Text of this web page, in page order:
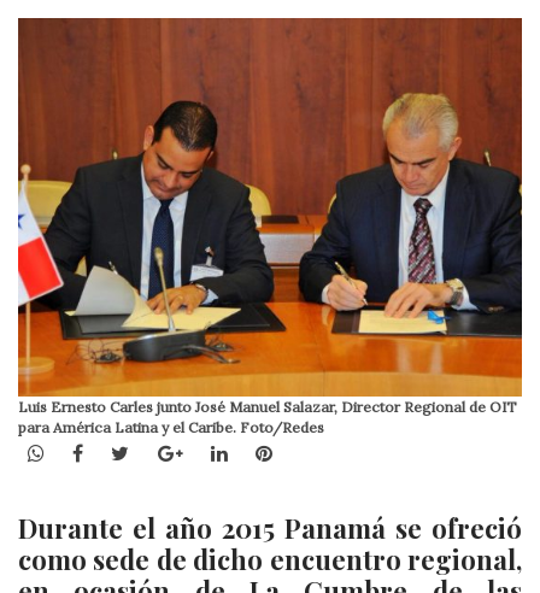
Luis Ernesto Carles junto José Manuel Salazar, Director Regional de OIT
para América Latina y el Caribe. Foto/Redes
WhatsApp
Facebook
TwitterGoogle+LinkedInPinterest
Durante el año 2015 Panamá se ofreció
como sede de dicho encuentro regional,